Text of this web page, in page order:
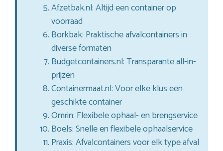
Afzetbak.nl: Altijd een container op
voorraad
Borkbak: Praktische afvalcontainers in
diverse formaten
Budgetcontainers.nl: Transparante all-in-
prijzen
Containermaat.nl: Voor elke klus een
geschikte container
Omrin: Flexibele ophaal- en brengservice
Boels: Snelle en flexibele ophaalservice
Praxis: Afvalcontainers voor elk type afval